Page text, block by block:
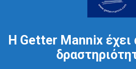
Η Getter Mannix έχει